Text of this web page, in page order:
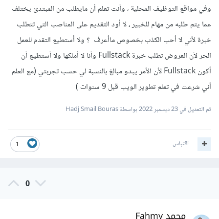
عند التقدم لوظيفة معينة والرفض، قم بسؤالهم عن الامور التي
يريدونها تحديداً وقم بتطوير هذه المهارات لديك.
وكذلك فعليك ان تعرف كيف تروج لنفسك وتقنع مسؤول التوظيف
بأن لديك الخبرات الكافية وأن لا تيأس من اول محاولا ولا من اول
10 محاولات
لمطور الخلفية ولتعرف ماهي الامور التي تنقصك
بالنسبة للمواقع التي يوجد بها فرص عمل أنصحك ب:
LinkedIn
WUZZUF
جروبات الفيس
ومن مواقع العمل الحر:
مستقل
Freelancer
وفي مواقع التوظيف المحلية ، وأنت تعلم أن مايطلب من المبتدئ يختلف
عما يتم طلبه من مهام للخبير ، لا أود التقديم على المناصب التي تتطلب
خبرة لأني لا أحب الكذب بخصوص ماأعرف ؟ ولا أستطيع التقدم للعمل
الحر لأن العروض تطلب خبرة Fullstack وأنا لا أملكها ولا أستطيع أن
أكون Fullstack لأن الأمر يبدو مبالغ بالنسبة لي حسب تجربتي (مع العلم
أني شرعت في تعلم تطوير الويب قبل 9 سنوات )
تم التعديل في23 ديسمبر 2022 بواسطة Hadj Smail Bouras
1 اقتباس
0